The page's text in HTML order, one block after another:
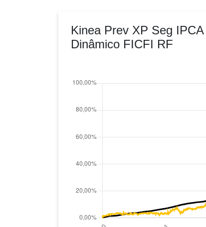
Kinea Prev XP Seg IPCA
Dinâmico FICFI RF